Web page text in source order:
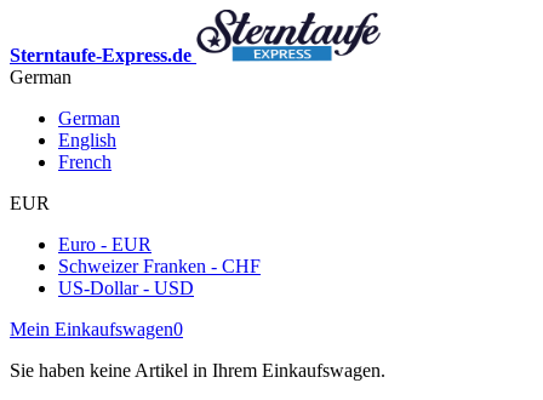
Sterntaufe-Express.de
German
German
English
French
EUR
Euro - EUR
Schweizer Franken - CHF
US-Dollar - USD
Mein Einkaufswagen0
Sie haben keine Artikel in Ihrem Einkaufswagen.